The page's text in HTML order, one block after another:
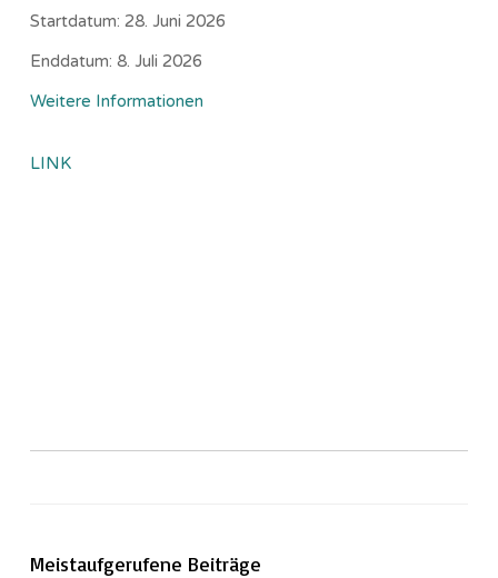
Startdatum: 28. Juni 2026
Enddatum: 8. Juli 2026
Weitere Informationen
LINK
Meistaufgerufene Beiträge